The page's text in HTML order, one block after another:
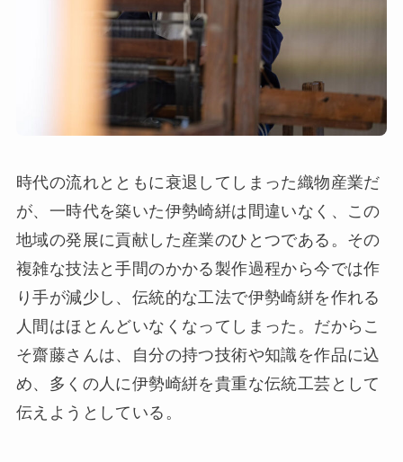
時代の流れとともに衰退してしまった織物産業だ
が、一時代を築いた伊勢崎絣は間違いなく、この
地域の発展に貢献した産業のひとつである。その
複雑な技法と手間のかかる製作過程から今では作
り手が減少し、伝統的な工法で伊勢崎絣を作れる
人間はほとんどいなくなってしまった。だからこ
そ齋藤さんは、自分の持つ技術や知識を作品に込
め、多くの人に伊勢崎絣を貴重な伝統工芸として
伝えようとしている。